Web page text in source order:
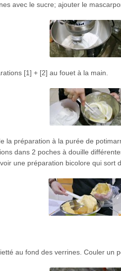
avec le sucre; ajouter le
[1] + [2] au fouet à la main.
la préparation à la purée de
dans 2 poches à douille
une préparation bicolore qui sort
au fond des verrines. Couler un